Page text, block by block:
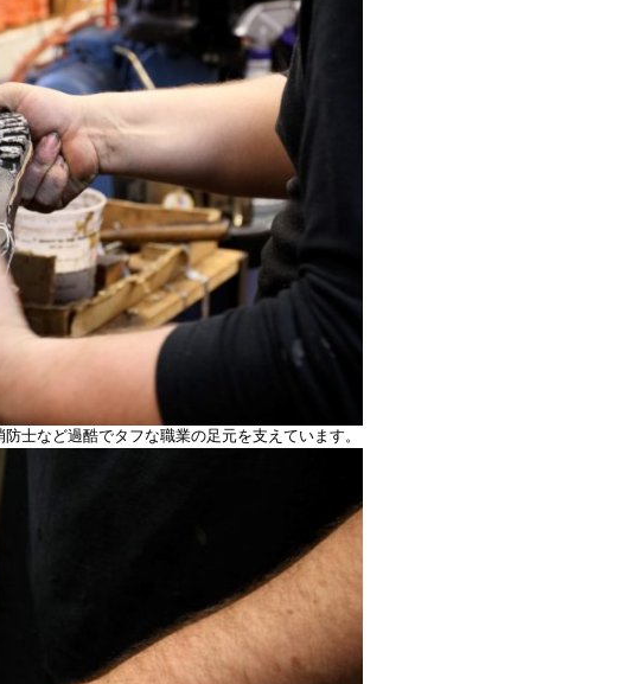
士など過酷でタフな職業の足元を支えています。